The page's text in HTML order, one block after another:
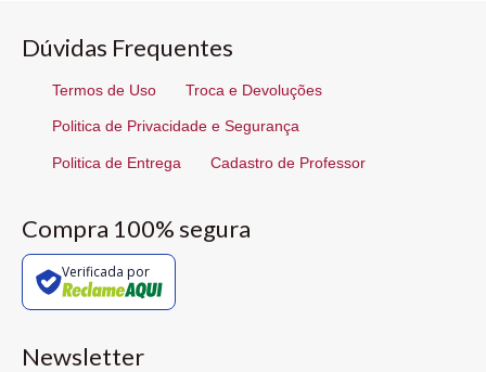
Dúvidas Frequentes
Termos de Uso Troca e Devoluções
Politica de Privacidade e Segurança
Politica de Entrega Cadastro de Professor
Compra 100% segura
Verificada por
Newsletter